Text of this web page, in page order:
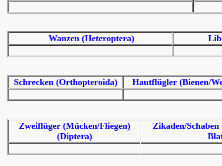
Wanzen (Heteroptera)
Schrecken (Orthopteroida) Hautflügler (Bienen/
Zweiflüger (Mücken/Fliegen)
(Diptera)
Zikaden/